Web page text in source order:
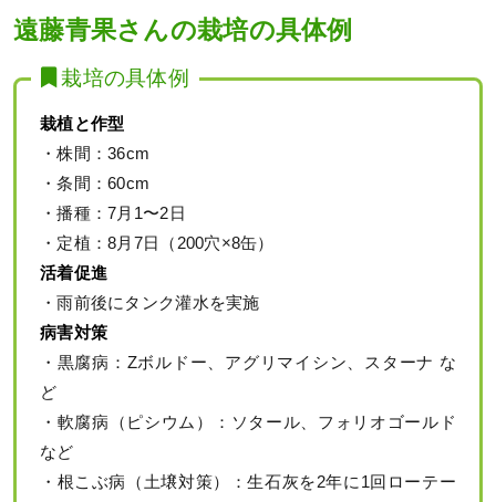
遠藤青果さんの栽培の具体例
栽培の具体例
栽植と作型
・株間：36cm
・条間：60cm
・播種：7月1〜2日
・定植：8月7日（200穴×8缶）
活着促進
・雨前後にタンク灌水を実施
病害対策
・黒腐病：Zボルドー、アグリマイシン、スターナ な
ど
・軟腐病（ピシウム）：ソタール、フォリオゴールド
など
・根こぶ病（土壌対策）：生石灰を2年に1回ローテー